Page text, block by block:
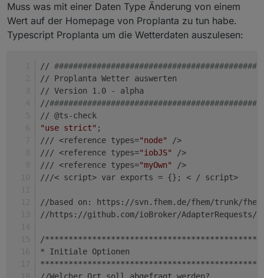
Muss was mit einer Daten Type Änderung von einem
Wert auf der Homepage von Proplanta zu tun habe.
Typescript Proplanta um die Wetterdaten auszulesen:
//
// Proplanta Wetter auswerten
// Version 1.0 - alpha
//
// @ts-check
"use strict" ;
/// <reference types="node"
/>
/// <reference types="iobJS"
/>
/// <reference types="myOwn"
/>
///< script> var exports = {}; < / script>
//based on: https://svn.fhem.de/fhem/trunk/fhem/
//https://github.com/ioBroker/AdapterRequests/
/
* Initiale Optionen